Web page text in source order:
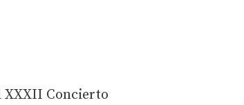
XXXII Concierto